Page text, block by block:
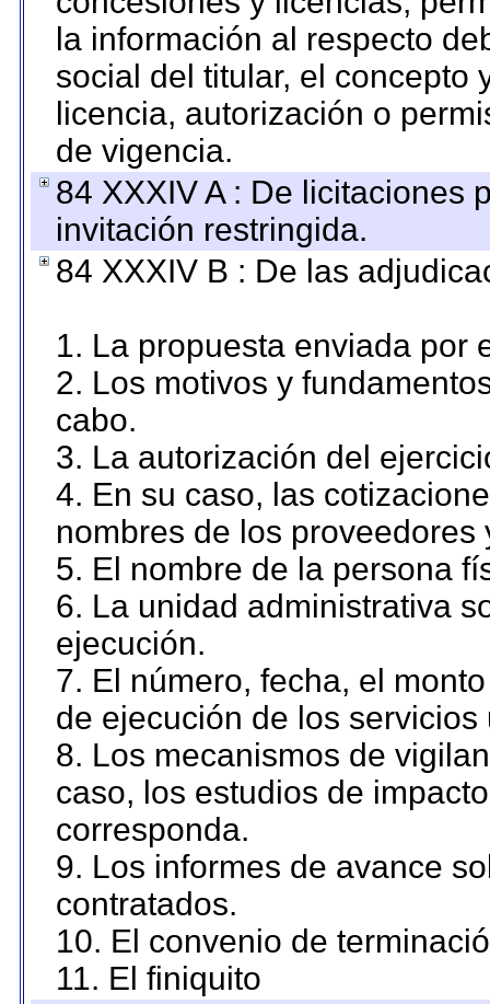
la información al respecto
social del titular, el concepto
licencia, autorización o
de vigencia.
84 XXXIV A : De licitaciones
invitación restringida.
84 XXXIV B : De las
1. La propuesta enviada por
2. Los motivos y
cabo.
3. La autorización del
4. En su caso, las
nombres de los proveedores
5. El nombre de la persona
6. La unidad administrativa
ejecución.
7. El número, fecha, el
de ejecución de los servicios
8. Los mecanismos de
caso, los estudios de
corresponda.
9. Los informes de avance
contratados.
10. El convenio de
11. El finiquito